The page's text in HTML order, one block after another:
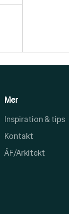
Mer
Inspiration & tips
Kontakt
ÅF/Arkitekt